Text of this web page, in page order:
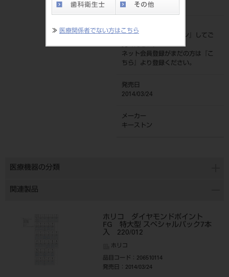
≫ 医療関係者でない方はこちら
4580191045180
標準価格
価格の確認は『
ログイン
』してご
覧ください。
ネット会員登録がまだの方は『
こ
ちら
』より登録ください。
発売日
2014/03/24
メーカー
キーストン
医療機器の分類
関連製品
ホリコ ダイヤモンドポイント
FG 特大型 スペシャルパック7本
入 220/012
ホリコ
品目コード ：206510114
発売日
：2014/03/24